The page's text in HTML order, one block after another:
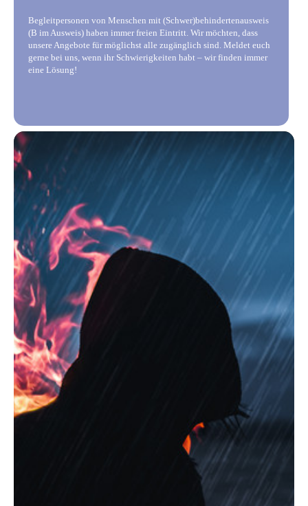
Begleitpersonen von Menschen mit (Schwer)behindertenausweis
(B im Ausweis) haben immer freien Eintritt. Wir möchten, dass
unsere Angebote für möglichst alle zugänglich sind. Meldet euch
gerne bei uns, wenn ihr Schwierigkeiten habt – wir finden immer
eine Lösung!